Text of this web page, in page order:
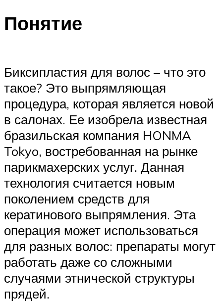
Понятие
Биксипластия для волос – что это
такое? Это выпрямляющая
процедура, которая является новой
в салонах. Ее изобрела известная
бразильская компания HONMA
Tokyo, востребованная на рынке
парикмахерских услуг. Данная
технология считается новым
поколением средств для
кератинового выпрямления. Эта
операция может использоваться
для разных волос: препараты могут
работать даже со сложными
случаями этнической структуры
прядей.